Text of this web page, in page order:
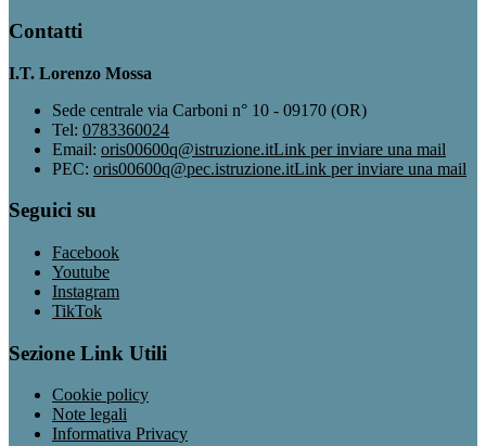
Contatti
I.T. Lorenzo Mossa
Sede centrale via Carboni n° 10 - 09170 (OR)
Tel: 0783360024
Email: oris00600q@istruzione.itLink per inviare una mail
PEC: oris00600q@pec.istruzione.itLink per inviare una mail
Seguici su
Facebook
Youtube
Instagram
TikTok
Sezione Link Utili
Cookie policy
Note legali
Informativa Privacy